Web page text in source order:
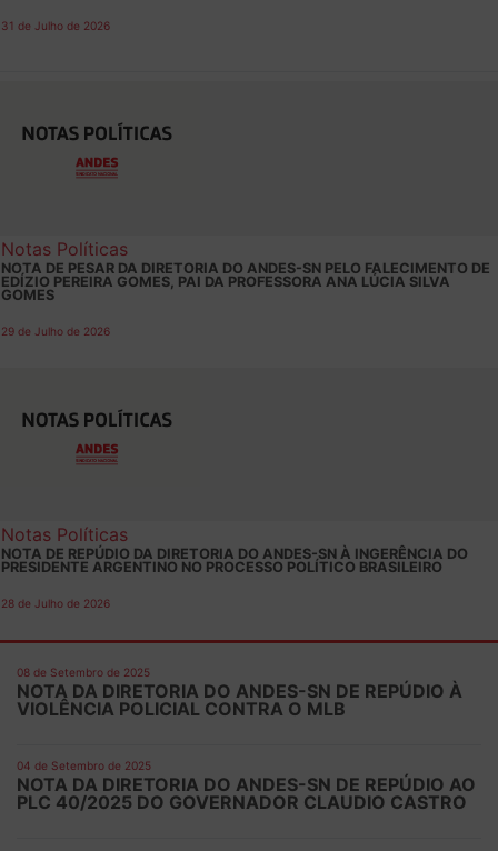
31 de Julho de 2026
Notas Políticas
NOTA DE PESAR DA DIRETORIA DO ANDES-SN PELO FALECIMENTO DE
EDÍZIO PEREIRA GOMES, PAI DA PROFESSORA ANA LÚCIA SILVA
GOMES
29 de Julho de 2026
Notas Políticas
NOTA DE REPÚDIO DA DIRETORIA DO ANDES-SN À INGERÊNCIA DO
PRESIDENTE ARGENTINO NO PROCESSO POLÍTICO BRASILEIRO
28 de Julho de 2026
08 de Setembro de 2025
NOTA DA DIRETORIA DO ANDES-SN DE REPÚDIO À
VIOLÊNCIA POLICIAL CONTRA O MLB
04 de Setembro de 2025
NOTA DA DIRETORIA DO ANDES-SN DE REPÚDIO AO
PLC 40/2025 DO GOVERNADOR CLAUDIO CASTRO